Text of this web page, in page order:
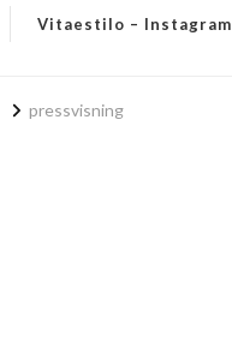
Vitaestilo – Instagram
pressvisning